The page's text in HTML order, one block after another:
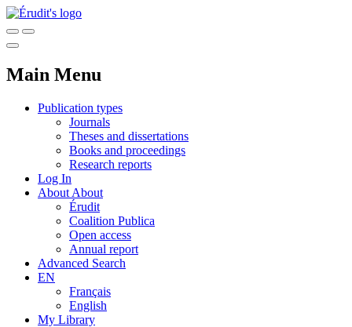
Main Menu
Publication types
Journals
Theses and dissertations
Books and proceedings
Research reports
Log In
About About
Érudit
Coalition Publica
Open access
Annual report
Advanced Search
EN
Français
English
My Library